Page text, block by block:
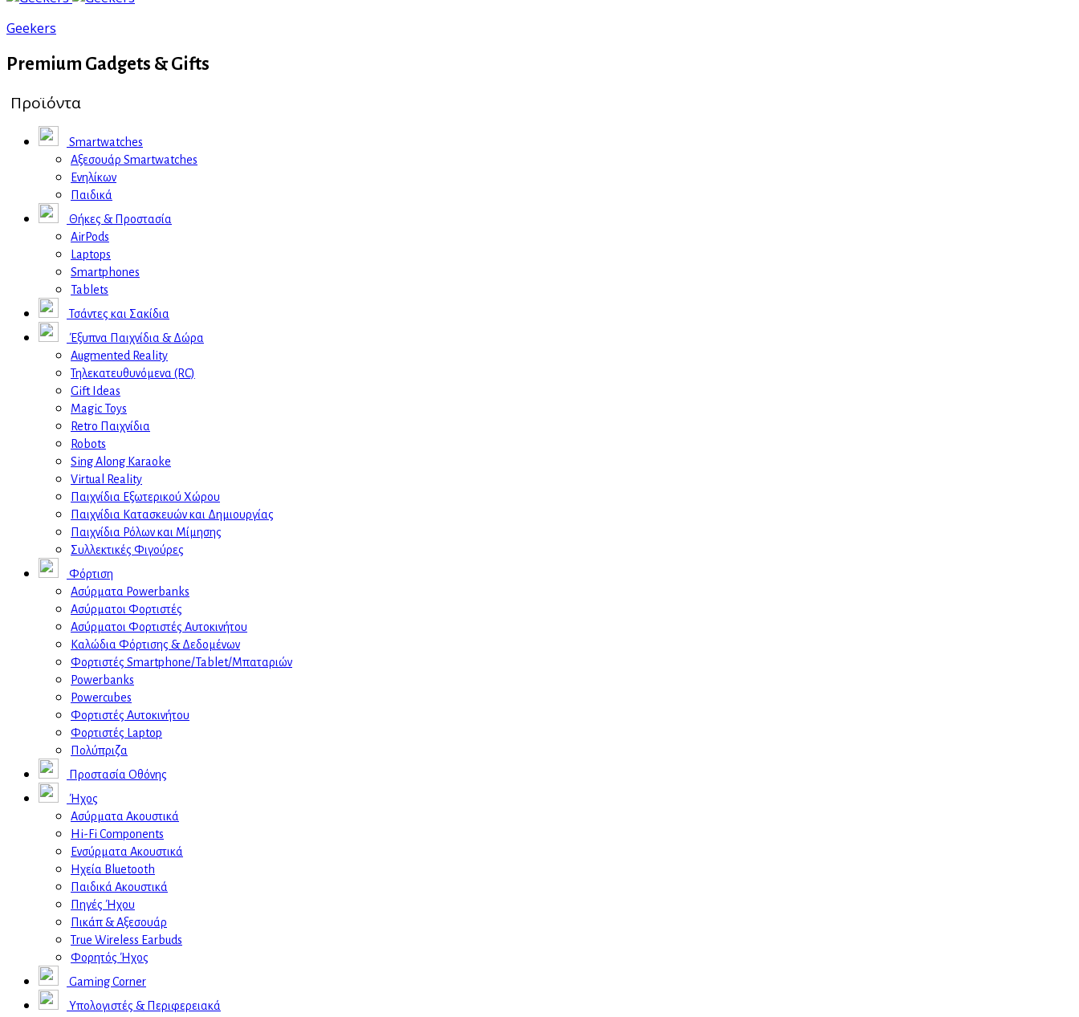
Geekers
Premium Gadgets & Gifts
Προϊόντα
Smartwatches
Αξεσουάρ Smartwatches
Ενηλίκων
Παιδικά
Θήκες & Προστασία
AirPods
Laptops
Smartphones
Tablets
Τσάντες και Σακίδια
Έξυπνα Παιχνίδια & Δώρα
Augmented Reality
Τηλεκατευθυνόμενα (RC)
Gift Ideas
Magic Toys
Retro Παιχνίδια
Robots
Sing Along Karaoke
Virtual Reality
Παιχνίδια Εξωτερικού Χώρου
Παιχνίδια Κατασκευών και Δημιουργίας
Παιχνίδια Ρόλων και Μίμησης
Συλλεκτικές Φιγούρες
Φόρτιση
Ασύρματα Powerbanks
Aσύρματοι Φορτιστές
Ασύρματοι Φορτιστές Αυτοκινήτου
Καλώδια Φόρτισης & Δεδομένων
Φορτιστές Smartphone/Tablet/Μπαταριών
Powerbanks
Powercubes
Φορτιστές Αυτοκινήτου
Φορτιστές Laptop
Πολύπριζα
Προστασία Οθόνης
Ήχος
Ασύρματα Ακουστικά
Hi-Fi Components
Ενσύρματα Ακουστικά
Ηχεία Bluetooth
Παιδικά Ακουστικά
Πηγές Ήχου
Πικάπ & Αξεσουάρ
Τrue Wireless Earbuds
Φορητός Ήχος
Gaming Corner
Υπολογιστές & Περιφερειακά